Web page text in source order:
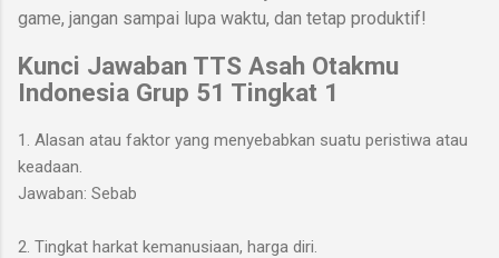
game, jangan sampai lupa waktu, dan tetap produktif!
Kunci Jawaban TTS Asah Otakmu
Indonesia Grup 51 Tingkat 1
1. Alasan atau faktor yang menyebabkan suatu peristiwa atau
keadaan.
Jawaban: Sebab
2. Tingkat harkat kemanusiaan, harga diri.